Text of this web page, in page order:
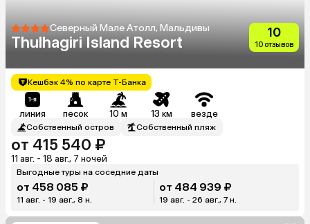
Северный Мале Атолл, Мальдивы
Thulhagiri Island Resort
10
10 отзывов
Кешбэк 4% по карте Т-Банка
линия песок 10 м 13 км везде
Собственный остров Собственный пляж
от 415 540 ₽
11 авг. - 18 авг., 7 ночей
Выгодные туры на соседние даты
от 458 085 ₽
11 авг. - 19 авг., 8 н.
от 484 939 ₽
19 авг. - 26 авг., 7 н.